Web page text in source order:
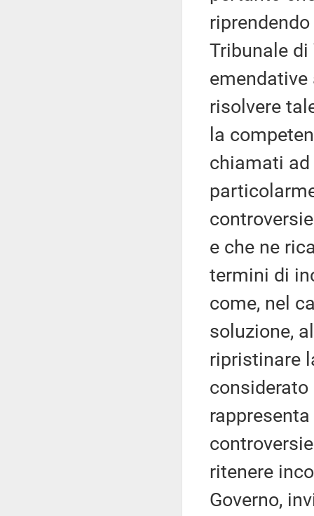
Tribunale di
risolvere
la
chiamati
e che ne
termini di
come, nel
soluzione,
ripristinare
ritenere
Governo,